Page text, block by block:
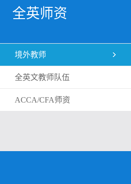
全英师资
境外教师
全英文教师队伍
ACCA/CFA师资